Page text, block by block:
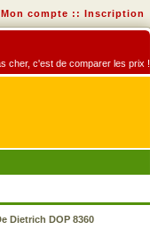
Mon compte :: Inscription
cher, c'est de comparer les prix !
Dietrich DOP 8360